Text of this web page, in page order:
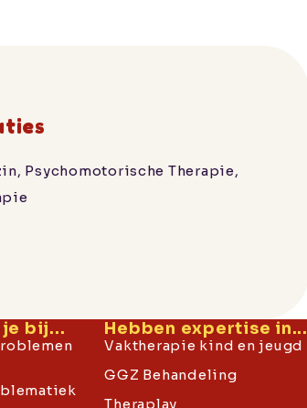
Psychomotorische Therapie,
bij... Hebben expertise in...
Vaktherapie kind en jeugd
GGZ Behandeling
Theraplay